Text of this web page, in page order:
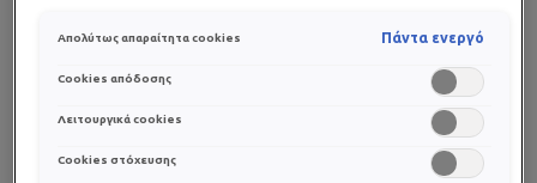
ΠΟΤΕ
Πρωί ή/και βράδυ.
Στο πρόσωπο, αποφεύγοντας
περιεχόμενο σε άλλες διαδικτυακές προτάσεις. Μπορείτε να
όλων»), να τα απορρίψετε («Απόρριψη όλων») ή να ρυθμίσετε και
να αποθηκεύσετε τις επιλογές σας («Αποθήκευση επιλογών»).
Μπορείτε επίσης, ανά πάσα στιγμή, να ελέγξετε και να ρυθμίσετε
εκ νέου τις επιλογές σας (επιλέγοντας το link «Ρυθμίσεις για τα
cookies»). Περισσότερες πληροφορίες μπορείτε να βρείτε στην
Απολύτως απαραίτητα cookies Πάντα ενεργό
Cookies απόδοσης
Λειτουργικά cookies
Cookies στόχευσης